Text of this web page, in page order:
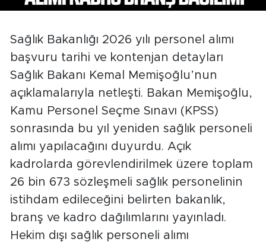
Sağlık Bakanlığı 2026 yılı personel alımı
başvuru tarihi ve kontenjan detayları
Sağlık Bakanı Kemal Memişoğlu’nun
açıklamalarıyla netleşti. Bakan Memişoğlu,
Kamu Personel Seçme Sınavı (KPSS)
sonrasında bu yıl yeniden sağlık personeli
alımı yapılacağını duyurdu. Açık
kadrolarda görevlendirilmek üzere toplam
26 bin 673 sözleşmeli sağlık personelinin
istihdam edileceğini belirten bakanlık,
branş ve kadro dağılımlarını yayınladı.
Hekim dışı sağlık personeli alımı